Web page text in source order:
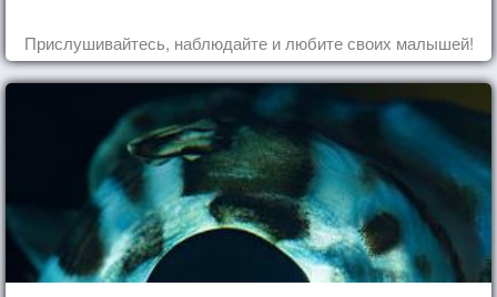
Прислушивайтесь, наблюдайте и любите своих малышей!